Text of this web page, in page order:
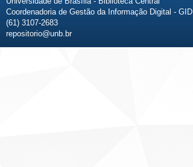
Coordenadoria de Gestão da Informação Digital - GID
(61) 3107-2683
repositorio@unb.br